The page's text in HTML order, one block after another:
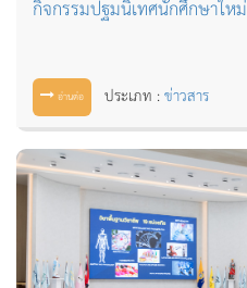
กิจกรรมปฐมนิเทศนักศึกษาใหม่
อ่านต่อ ประเภท :ข่าวสาร